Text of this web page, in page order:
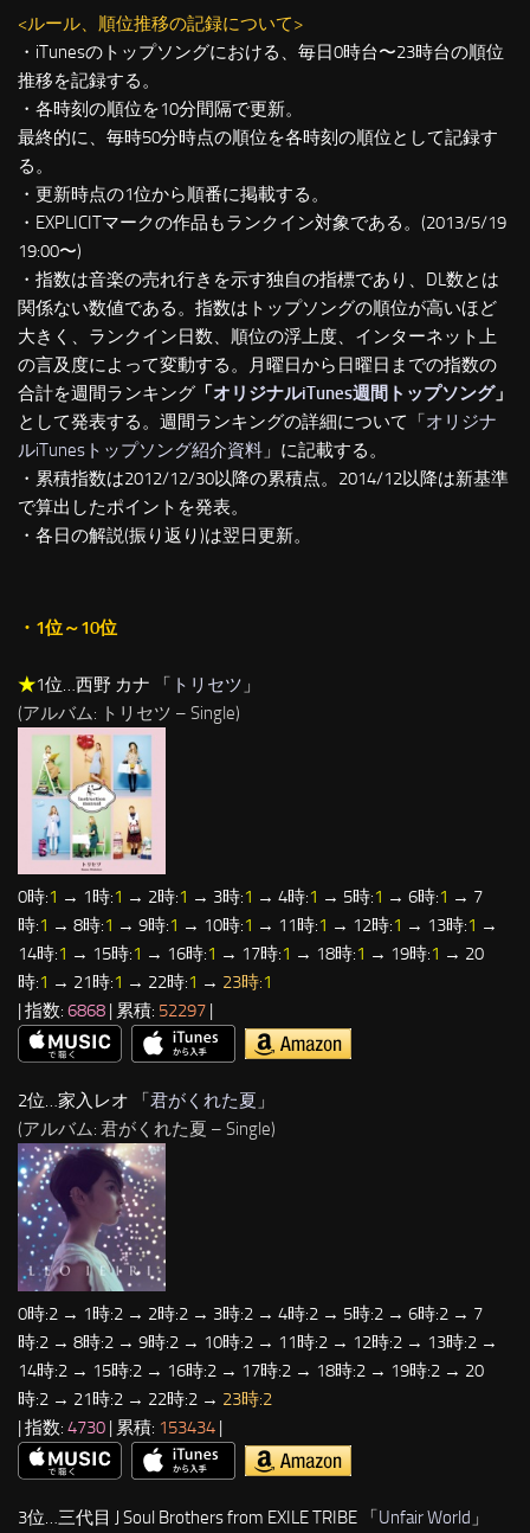
<ルール、順位推移の記録について>
・iTunesのトップソングにおける、毎日0時台〜23時台の順位
推移を記録する。
・各時刻の順位を10分間隔で更新。
最終的に、毎時50分時点の順位を各時刻の順位として記録す
る。
・更新時点の1位から順番に掲載する。
・EXPLICITマークの作品もランクイン対象である。(2013/5/19
19:00〜)
・指数は音楽の売れ行きを示す独自の指標であり、DL数とは
関係ない数値である。指数はトップソングの順位が高いほど
大きく、ランクイン日数、順位の浮上度、インターネット上
の言及度によって変動する。月曜日から日曜日までの指数の
合計を週間ランキング 「オリジナルiTunes週間トップソング」
として発表する。週間ランキングの詳細について「オリジナ
ルiTunesトップソング紹介資料 」に記載する。
・累積指数は2012/12/30以降の累積点。2014/12以降は新基準
で算出したポイントを発表。
・各日の解説(振り返り)は翌日更新。
・1位～10位
★1位…西野 カナ 「 トリセツ 」
(アルバム: トリセツ – Single)
0時:1 → 1時:1 → 2時:1 → 3時:1 → 4時:1 → 5時:1 → 6時:1 → 7
時:1 → 8時:1 → 9時:1 → 10時:1 → 11時:1 → 12時:1 → 13時:1 →
14時:1 → 15時:1 → 16時:1 → 17時:1 → 18時:1 → 19時:1 → 20
時:1 → 21時:1 → 22時:1 → 23時:1
| 指数: 6868 | 累積: 52297 |
2位…家入レオ 「君がくれた夏 」
(アルバム: 君がくれた夏 – Single)
0時:2 → 1時:2 → 2時:2 → 3時:2 → 4時:2 → 5時:2 → 6時:2 → 7
時:2 → 8時:2 → 9時:2 → 10時:2 → 11時:2 → 12時:2 → 13時:2 →
14時:2 → 15時:2 → 16時:2 → 17時:2 → 18時:2 → 19時:2 → 20
時:2 → 21時:2 → 22時:2 → 23時:2
| 指数: 4730 | 累積: 153434 |
3位…三代目 J Soul Brothers from EXILE TRIBE 「Unfair World 」